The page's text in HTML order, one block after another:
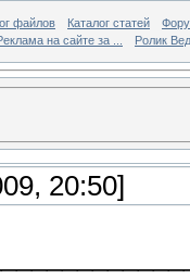
файлов Каталог статей
на сайте за ... Ролик
20:50]